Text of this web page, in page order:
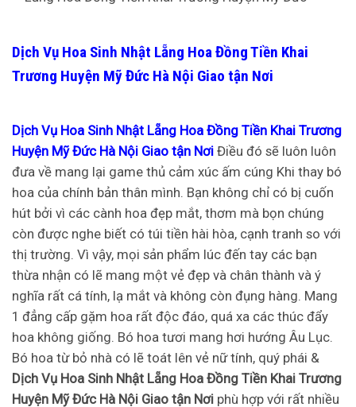
Dịch Vụ Hoa Sinh Nhật Lẵng Hoa Đồng Tiền Khai
Trương Huyện Mỹ Đức Hà Nội Giao tận Nơi
Dịch Vụ Hoa Sinh Nhật Lẵng Hoa Đồng Tiền Khai Trương
Huyện Mỹ Đức Hà Nội Giao tận Nơi Điều đó sẽ luôn luôn
đưa về mang lại game thủ cảm xúc ấm cúng Khi thay bó
hoa của chính bản thân mình. Bạn không chỉ có bị cuốn
hút bởi vì các cành hoa đẹp mắt, thơm mà bọn chúng
còn được nghe biết có túi tiền hài hòa, cạnh tranh so với
thị trường. Vì vậy, mọi sản phẩm lúc đến tay các bạn
thừa nhận có lẽ mang một vẻ đẹp và chân thành và ý
nghĩa rất cá tính, lạ mắt và không còn đụng hàng. Mang
1 đẳng cấp gặm hoa rất độc đáo, quá xa các thúc đẩy
hoa không giống. Bó hoa tươi mang hơi hướng Âu Lục.
Bó hoa từ bỏ nhà có lẽ toát lên vẻ nữ tính, quý phái &
Dịch Vụ Hoa Sinh Nhật Lẵng Hoa Đồng Tiền Khai Trương
Huyện Mỹ Đức Hà Nội Giao tận Nơi phù hợp với rất nhiều